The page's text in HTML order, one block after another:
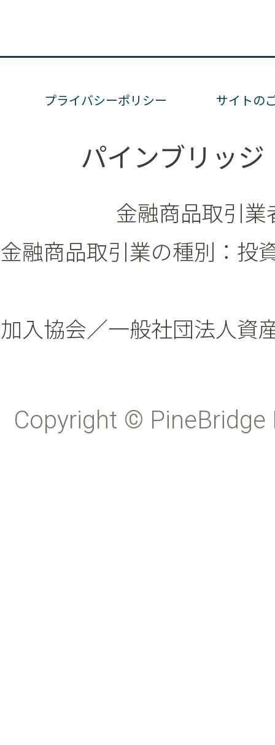
プライバシーポリシー サイトの
パインブリッ
金融商品取引
金融商品取引業の種別：投
加入協会／一般社団法人資
Copyright ©